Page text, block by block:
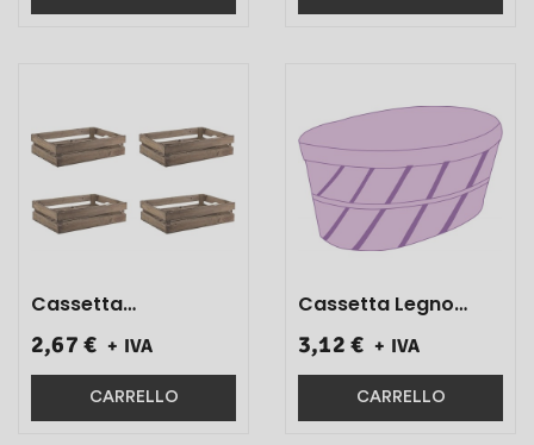
Cassetta
Stecche Invecchiato
29x18x8 1 Pz}
2,67 € + IVA
CARRELLO
Cassetta Legno
42x24x20 1 Pz}
3,12 € + IVA
CARRELLO